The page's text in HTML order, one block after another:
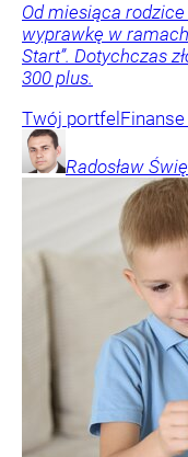
Od miesiąca
wyprawkę w
Start”. Dotychczas
300 plus.
Twój portfel
Radosław